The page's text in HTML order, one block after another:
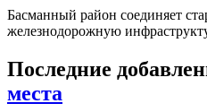
Басманный район соединяет
железнодорожную
Последние
места